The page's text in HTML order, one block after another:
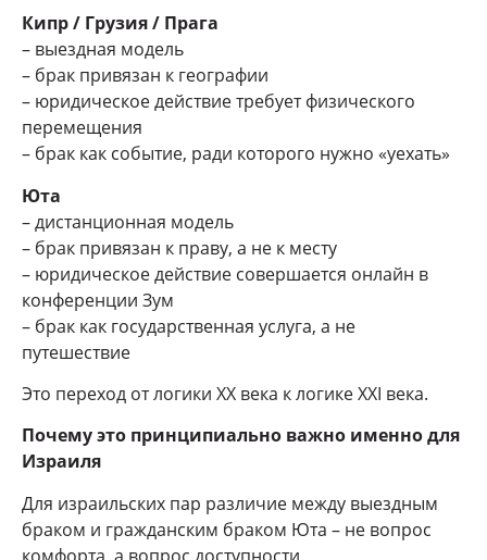
Кипр / Грузия / Прага
– выездная модель
– брак привязан к географии
– юридическое действие требует физического
перемещения
– брак как событие, ради которого нужно «уехать»
Юта
– дистанционная модель
– брак привязан к праву, а не к месту
– юридическое действие совершается онлайн в
конференции Зум
– брак как государственная услуга, а не
путешествие
Это переход от логики XX века к логике XXI века.
Почему это принципиально важно именно для
Израиля
Для израильских пар различие между выездным
браком и гражданским браком Юта – не вопрос